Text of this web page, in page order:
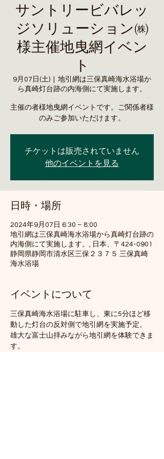
サントリービバレッ
ジソリューション㈱
様主催地曳網イベン
ト
9月07日(土)
地引網は三保真崎海水浴場か
ら真崎灯台跡の内海側にて実施します。
主催の者様地曳網イベントです。ご関係者様
のみご参加いただけます。
チケットは販売されていません
他のイベントを見る
日時・場所
2024年9月07日 6:30 – 8:00
地引網は三保真崎海水浴場から真崎灯台跡の
内海側にて実施します。, 日本、〒424-0901
静岡県静岡市清水区三保２３７５ 三保真崎
海水浴場
イベントについて
三保真崎海水浴場に駐車し、東に5分ほど移
動した灯台の反対側で地引網を実施予定。
雄大な富士山拝みながら地引網を体験できま
す。